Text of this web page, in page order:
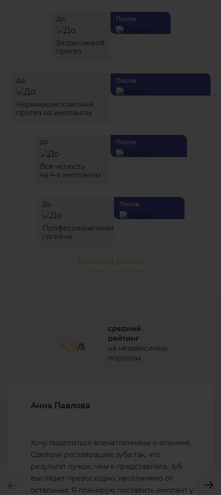
До
Бездесневой
протез
После
До
Керамокомпозитный
протез на имплантах
После
До
Вся челюсть
на 4-х имплантах
После
До
Профессиональная
гигиена
После
Больше работ
4,9/5
средний
рейтинг
на независимых
порталах
Анна Павлова
Хочу поделиться впечатлениями о клинике.
Сделали реставрацию зуба так, что
результат лучше, чем я представляла, зуб
выглядит превосходно, неотличимо от
остальных. Я планирую поставить имплант у